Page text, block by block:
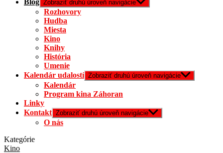
Blog Zobraziť druhú úroveň navigácie
Rozhovory
Hudba
Miesta
Kino
Knihy
História
Umenie
Kalendár udalostí Zobraziť druhú úroveň navigácie
Kalendár
Program kina Záhoran
Linky
Kontakt Zobraziť druhú úroveň navigácie
O nás
Kategórie
Kino